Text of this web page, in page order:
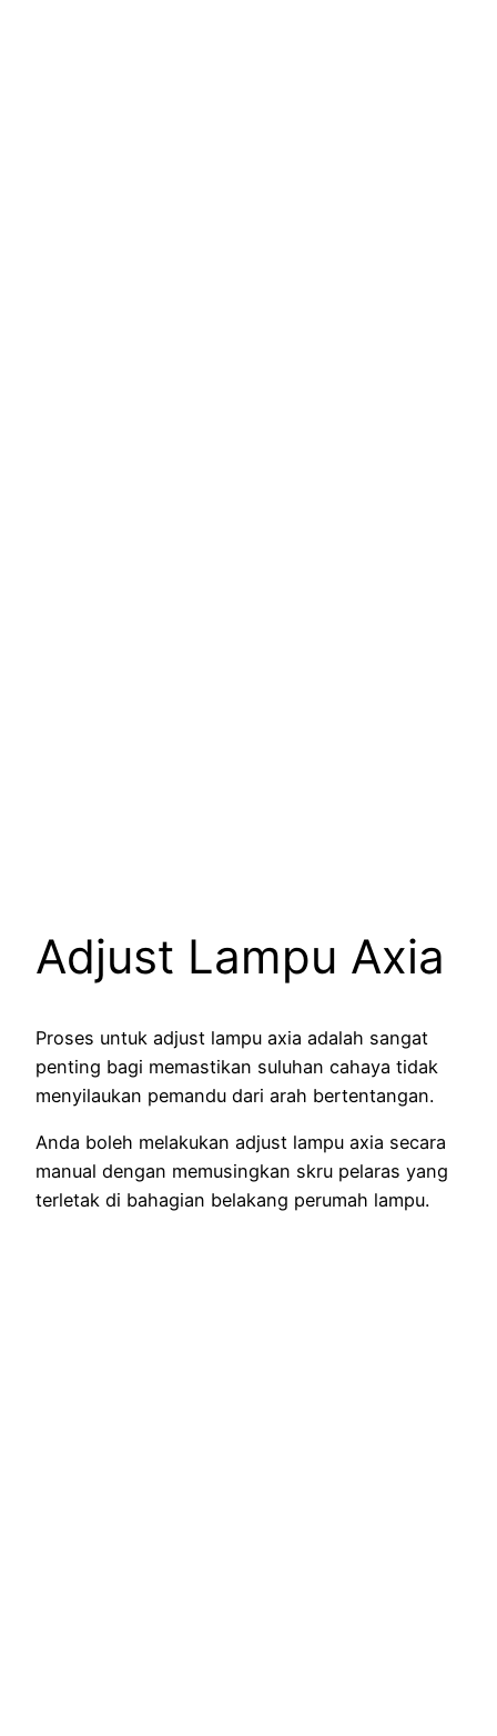
Adjust Lampu Axia
Proses untuk adjust lampu axia adalah sangat
penting bagi memastikan suluhan cahaya tidak
menyilaukan pemandu dari arah bertentangan.
Anda boleh melakukan adjust lampu axia secara
manual dengan memusingkan skru pelaras yang
terletak di bahagian belakang perumah lampu.